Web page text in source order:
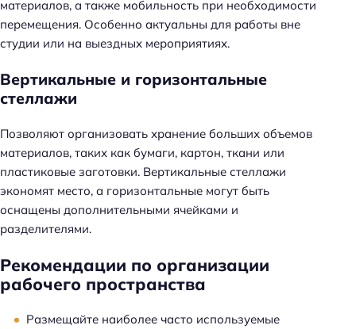
материалов, а также мобильность при необходимости
перемещения. Особенно актуальны для работы вне
студии или на выездных мероприятиях.
Вертикальные и горизонтальные
стеллажи
Позволяют организовать хранение больших объемов
материалов, таких как бумаги, картон, ткани или
пластиковые заготовки. Вертикальные стеллажи
экономят место, а горизонтальные могут быть
оснащены дополнительными ячейками и
разделителями.
Рекомендации по организации
рабочего пространства
Размещайте наиболее часто используемые